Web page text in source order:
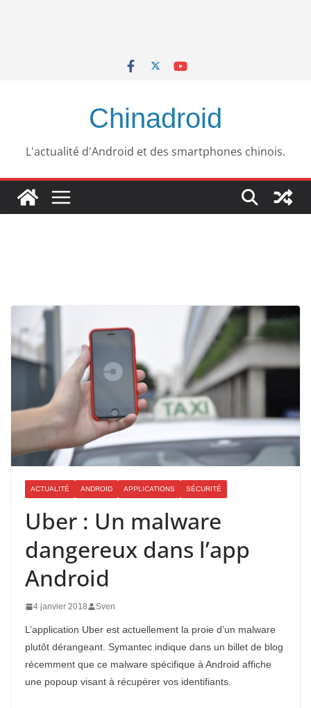
Chinadroid
L'actualité d'Android et des smartphones chinois.
ACTUALITÉ ANDROID APPLICATIONS SÉCURITÉ
Uber : Un malware
dangereux dans l’app
Android
4 janvier 2018 Sven
L’application Uber est actuellement la proie d’un malware
plutôt dérangeant. Symantec indique dans un billet de blog
récemment que ce malware spécifique à Android affiche
une popoup visant à récupérer vos identifiants.